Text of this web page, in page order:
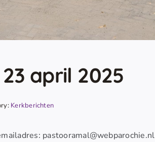
23 april 2025
Kerkberichten
pastooramal@webparochie.nl